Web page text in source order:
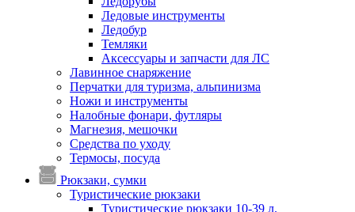
Ледовые инструменты
Ледобур
Темляки
Аксессуары и запчасти для ЛС
Лавинное снаряжение
Перчатки для туризма, альпинизма
Ножи и инструменты
Налобные фонари, футляры
Магнезия, мешочки
Средства по уходу
Термосы, посуда
Рюкзаки, сумки
Туристические рюкзаки
Туристические рюкзаки 10-39 л.